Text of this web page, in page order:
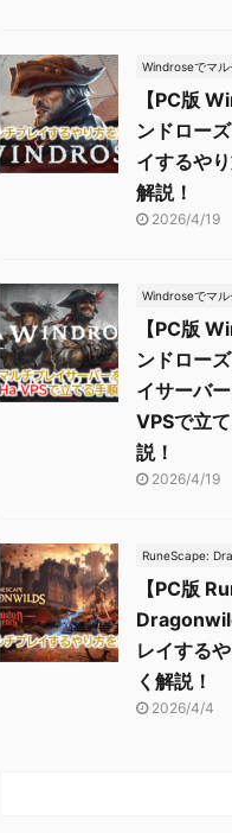
Windroseでマル
【PC版
ンドロー
イするや
解説！
2026/4/19
Windroseでマル
【PC版
ンドロー
イサーバ
VPSで立
説！
2026/4/19
RuneScape:
【PC版
レイする
く解説！
2026/4/4